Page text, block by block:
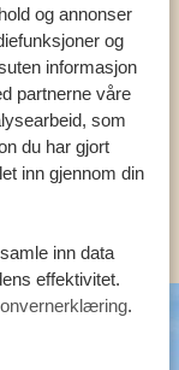
og annonser
og
informasjon
partnerne våre
som
du har gjort
inn gjennom din
inn data
effektivitet.
.
Å HJELPE
108